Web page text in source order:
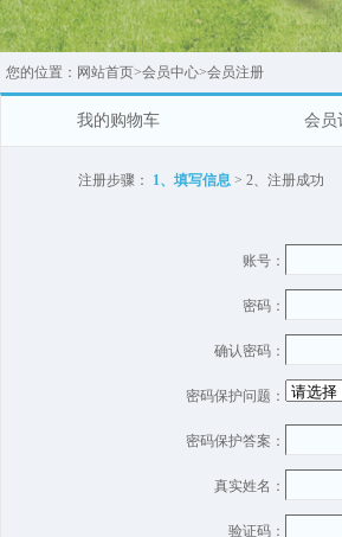
您的位置： 网站首页>会员中心>会员注册
我的购物车 会员
注册步骤： 1、填写信息 > 2、注册成功
账号：
密码：
确认密码：
密码保护问题：
密码保护答案：
真实姓名：
验证码：